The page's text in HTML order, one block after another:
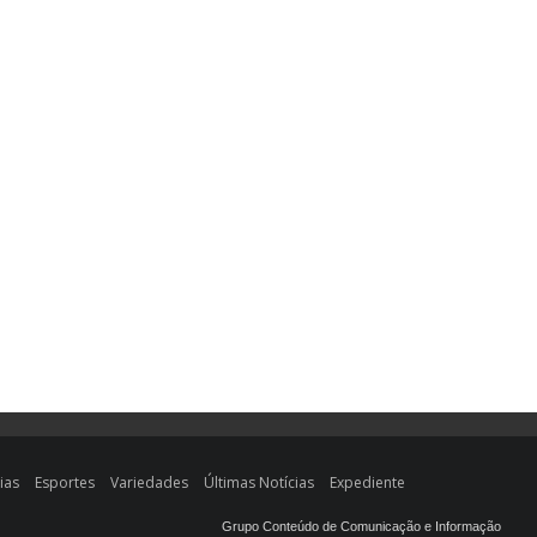
Esportes Variedades Últimas Notícias Expediente
Grupo Conteúdo de Comunicação e Informação